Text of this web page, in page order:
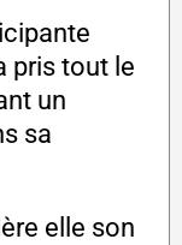
pris tout le
un
sa
elle son